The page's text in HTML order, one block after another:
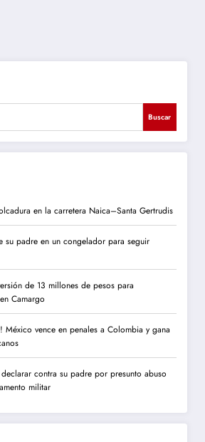
Buscar
en la carretera Naica–Santa Gertrudis
su padre en un congelador para seguir
de 13 millones de pesos para
Camargo
México vence en penales a Colombia y gana
contra su padre por presunto abuso
militar